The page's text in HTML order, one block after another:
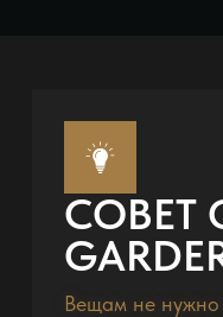
СОВЕТ
Вещам не